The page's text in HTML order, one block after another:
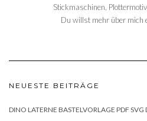
Stickmaschinen,
Du willst mehr über mich
NEUESTE BEITRÄGE
DINO LATERNE BASTELVORLAGE PDF SVG